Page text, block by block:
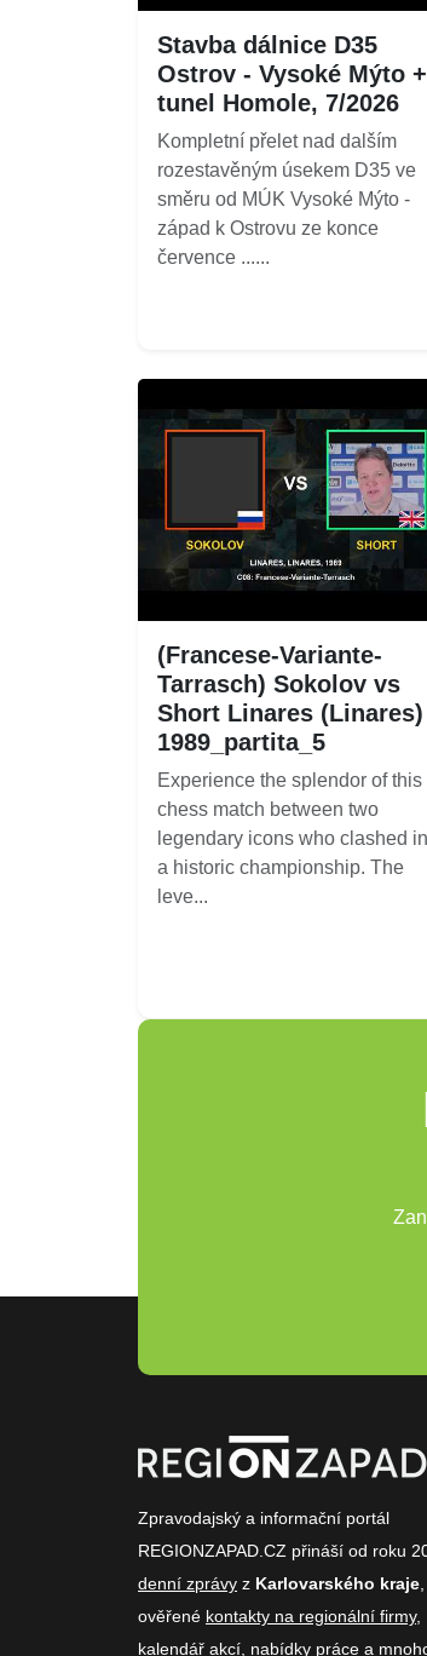
Stavba dálnice D35
Ostrov - Vysoké Mýto +
tunel Homole, 7/2026
Kompletní přelet nad dalším
rozestavěným úsekem D35 ve
směru od MÚK Vysoké Mýto -
západ k Ostrovu ze konce
července ......
(Francese-Variante-
Tarrasch) Sokolov vs
Short Linares (Linares)
1989_partita_5
Experience the splendor of this
chess match between two
legendary icons who clashed in
a historic championship. The
leve...
Zpravodajský a informační portál
REGIONZAPAD.CZ přináší od roku
denní zprávy z Karlovarského kraje
ověřené kontakty na regionální firmy,
kalendář akcí nabídky práce a